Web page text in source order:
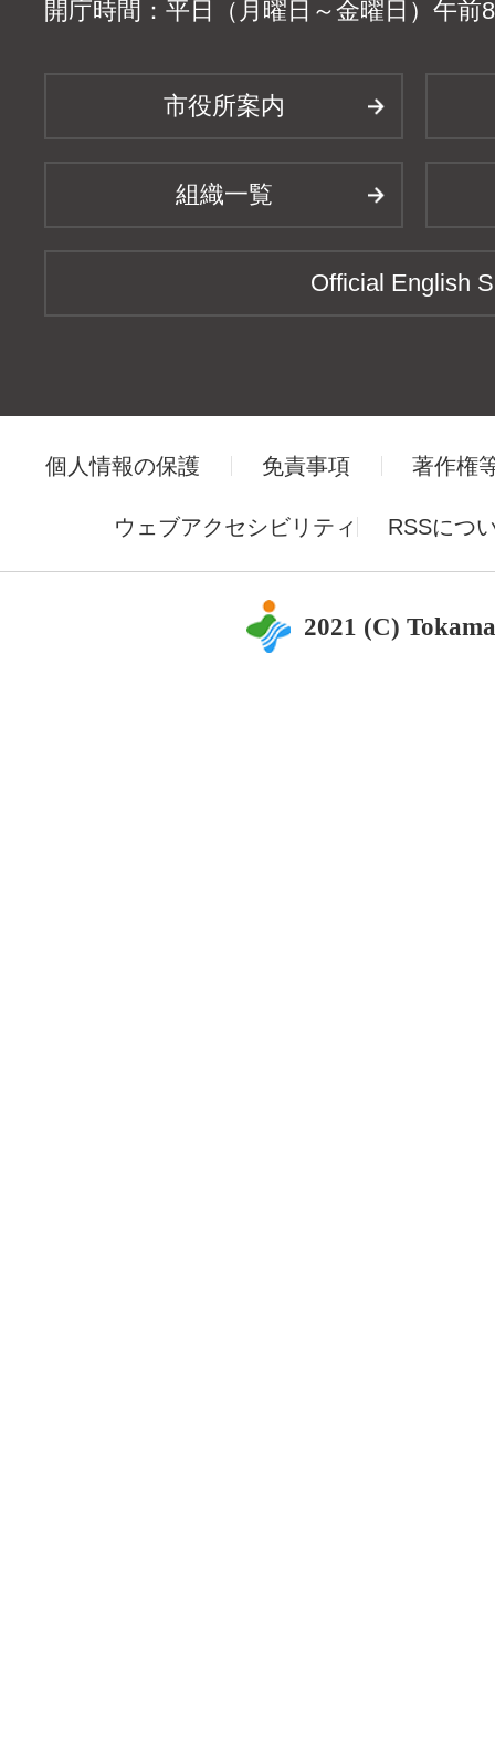
開庁時間：平日（月曜日～金曜日）午前
市役所案内
組織一覧
Official English
個人情報の保護 免責事項 著作権
ウェブアクセシビリティ RSSにつ
2021 (C)